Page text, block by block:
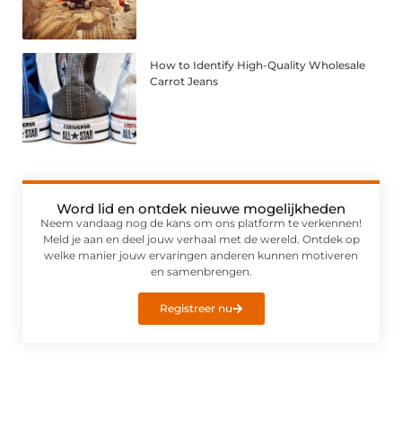
How to Identify High-Quality Wholesale
Carrot Jeans
Word lid en ontdek nieuwe mogelijkheden
Neem vandaag nog de kans om ons platform te verkennen!
Meld je aan en deel jouw verhaal met de wereld. Ontdek op
welke manier jouw ervaringen anderen kunnen motiveren
en samenbrengen.
Registreer nu